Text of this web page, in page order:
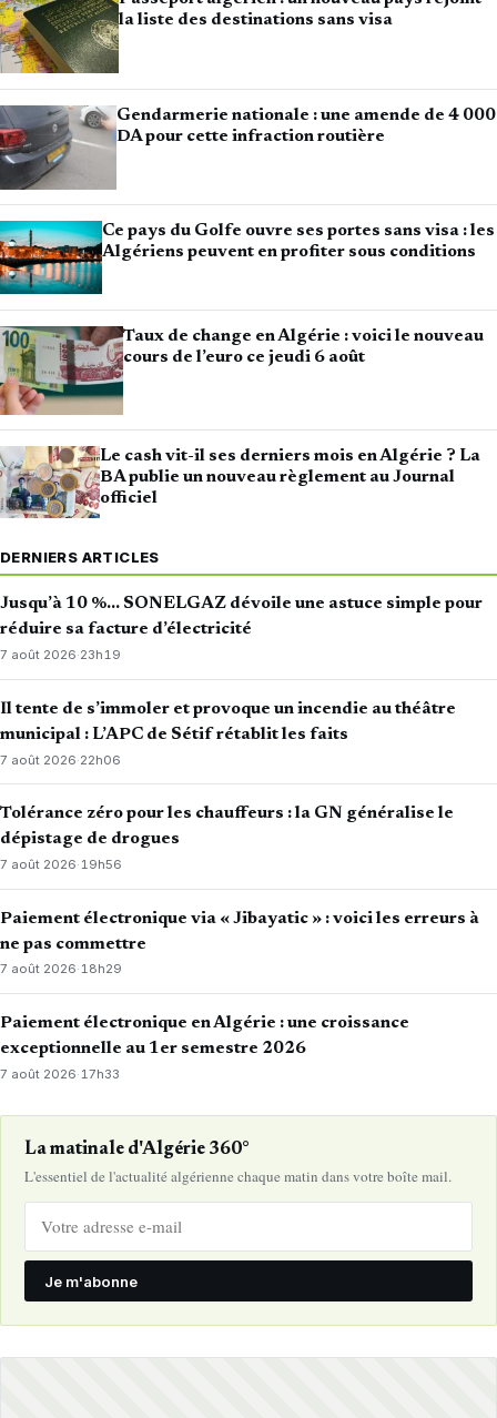
la liste des destinations sans visa
Gendarmerie nationale : une amende de 4 000
DA pour cette infraction routière
Ce pays du Golfe ouvre ses portes sans visa : les
Algériens peuvent en profiter sous conditions
Taux de change en Algérie : voici le nouveau
cours de l’euro ce jeudi 6 août
Le cash vit-il ses derniers mois en Algérie ? La
BA publie un nouveau règlement au Journal
officiel
DERNIERS ARTICLES
Jusqu’à 10 %… SONELGAZ dévoile une astuce simple pour
réduire sa facture d’électricité
7 août 2026·23h19
Il tente de s’immoler et provoque un incendie au théâtre
municipal : L’APC de Sétif rétablit les faits
7 août 2026·22h06
Tolérance zéro pour les chauffeurs : la GN généralise le
dépistage de drogues
7 août 2026·19h56
Paiement électronique via « Jibayatic » : voici les erreurs à
ne pas commettre
7 août 2026·18h29
Paiement électronique en Algérie : une croissance
exceptionnelle au 1er semestre 2026
7 août 2026·17h33
La matinale d'Algérie 360°
L'essentiel de l'actualité algérienne chaque matin dans votre boîte mail.
Je m'abonne